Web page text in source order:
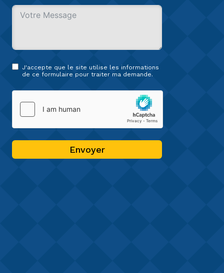
J'accepte que le site utilise les informations
de ce formulaire pour traiter ma demande.
Envoyer